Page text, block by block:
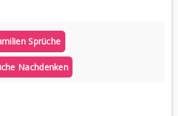
Sprüche
Nachdenken